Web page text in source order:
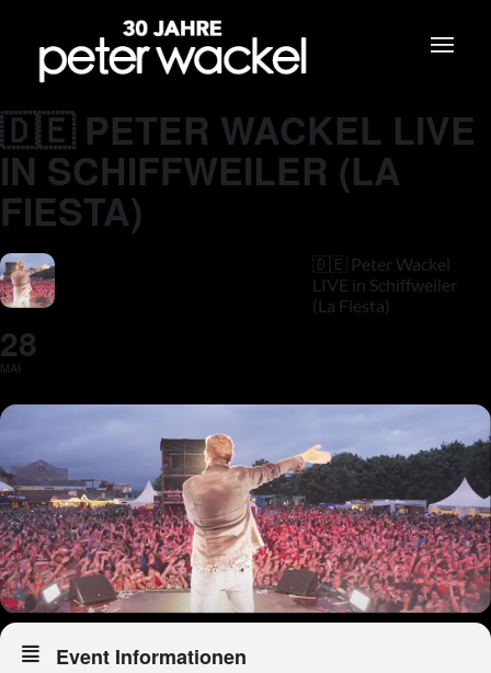
🇩🇪 PETER WACKEL LIVE
IN SCHIFFWEILER (LA
FIESTA)
28
MAI
🇩🇪 Peter Wackel
LIVE in Schiffweiler
(La Fiesta)
Event Informationen